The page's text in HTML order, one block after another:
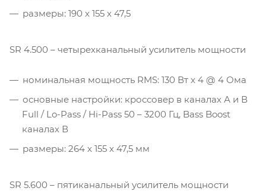
размеры: 190 x 155 x 47,5
SR 4.500 – четырехканальный усилитель мощности
номинальная мощность RMS: 130 Вт x 4 @ 4 Ома
основные настройки: кроссовер в каналах А и В
Full / Lo-Pass / Hi-Pass 50 – 3200 Гц, Bass Boost
каналах В
размеры: 264 x 155 x 47,5 мм
SR 5.600 – пятиканальный усилитель мощности